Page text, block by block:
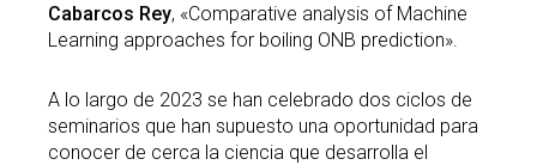
Cabarcos Rey, «Comparative analysis of Machine
Learning approaches for boiling ONB prediction».
A lo largo de 2023 se han celebrado dos ciclos de
seminarios que han supuesto una oportunidad para
conocer de cerca la ciencia que desarrolla el